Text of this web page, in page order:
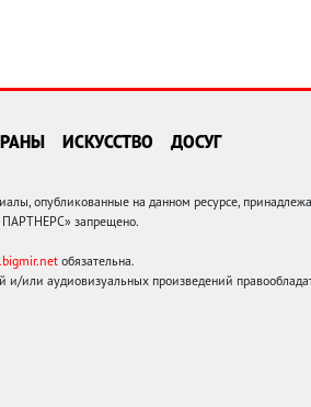
ИСКУССТВО ДОСУГ
опубликованные на данном ресурсе,
ПАРТНЕРС» запрещено.
обязательна.
или аудиовизуальных произведений